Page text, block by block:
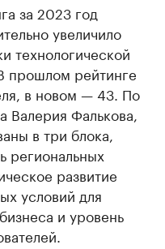
за 2023 год
увеличило
технологической
прошлом рейтинге
в новом — 43. По
Валерия Фалькова,
в три блока,
региональных
развитие
условий для
и уровень